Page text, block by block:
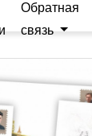
Обратная
связь